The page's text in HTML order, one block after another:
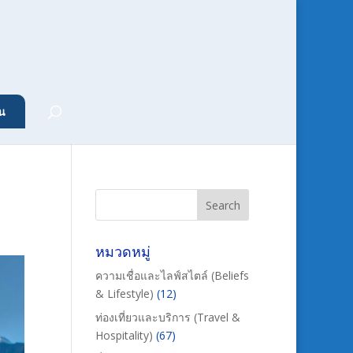
หมวดหมู่
ความเชื่อและไลฟ์สไตล์ (Beliefs
& Lifestyle) (12)
ท่องเที่ยวและบริการ (Travel &
Hospitality) (67)